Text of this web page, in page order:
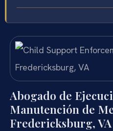
Abogado de
Manutención de
Fredericksburg, VA